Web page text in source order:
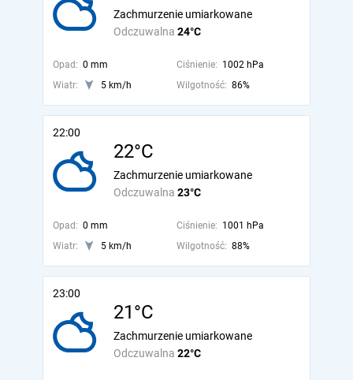
Odczuwalna 24°C
Zachmurzenie umiarkowane
Opad: 0 mm Ciśnienie: 1002 hPa
Wiatr:
5 km/h Wilgotność: 86%
22:00
22°C
Odczuwalna 23°C
Zachmurzenie umiarkowane
Opad: 0 mm Ciśnienie: 1001 hPa
Wiatr:
5 km/h Wilgotność: 88%
23:00
21°C
Odczuwalna 22°C
Zachmurzenie umiarkowane